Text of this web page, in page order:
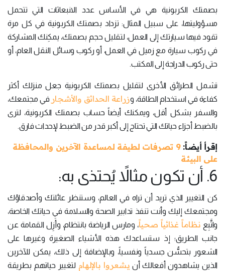
بصمتك الكربونية هي في الأساس عدد الانبعاثات التي تتحمل
مسؤوليتها، على سبيل المثال: تزداد بصمتك الكربونية في كل مرة
تقود فيها سيارتك إلى العمل، لتقليل حجم بصمتك، يمكِنك المشاركة
في ركوب سيارة مع زميل في العمل، أو ركوب وسائل النقل العام، أو
حتى ركوب الدراجة إلى المكتب.
تشمل الطرائق الأخرى لتقليل بصمتك الكربونية جعل منزلك أكثر
كفاءة في استخدام الطاقة، وزراعة الحدائق والأشجار في مجتمعك،
والسفر بشكل أقل، ويمكنك أيضاً حساب بصمتك الكربونية، لترى
بالضبط أجزاء حياتك التي تحتاج إلى أكبر قدر من الضبط لإحداث فارق.
إقرأ أيضاً:
9 تصرفات لطيفة لمساعدة الآخرين والمحافظة
على البيئة
6. أن تكون مثالاً يُحتذى به:
كن التغيير الذي تريد أن تراه في العالم، وستنظر عائلتك وأصدقاؤك
ومجتمعك إليك وأنت تنفذ تدابير الصحة والسلامة في حياتك الخاصة،
واتَّبِع نظاماً غذائياً صحياً، ومارس الرياضة بانتظام، وأَزِل القمامة عن
جانب الطريق؛ إذ ستساعدك هذه الأشياء الصغيرة وغيرها على
الشعور بتحسُّن جسدياً ونفسياً، وبالإضافة إلى ذلك، يمكن للآخرين
الذين يشاهدون أفعالك أن يشعروا بالإلهام لتغيير حياتهم بطريقة